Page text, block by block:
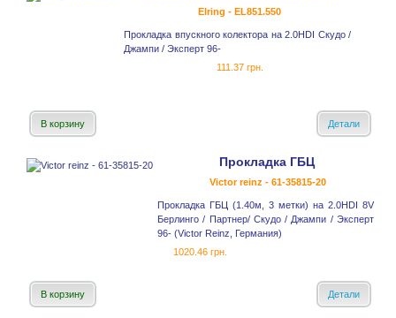
Elring - EL851.550
Прокладка впускного колектора на 2.0HDI Скудо /
Джампи / Эксперт 96-
111.37 грн.
В корзину Детали
Прокладка ГБЦ
Victor reinz - 61-35815-20
Прокладка ГБЦ (1.40м, 3 метки) на 2.0HDI 8V
Берлинго / Партнер/ Скудо / Джампи / Эксперт
96- (Victor Reinz, Германия)
1020.46 грн.
В корзину Детали